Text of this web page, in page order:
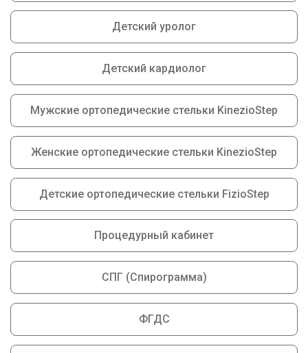
Детский уролог
Детский кардиолог
Мужские ортопедические стельки KinezioStep
Женские ортопедические стельки KinezioStep
Детские ортопедические стельки FizioStep
Процедурный кабинет
СПГ (Спирограмма)
ФГДС